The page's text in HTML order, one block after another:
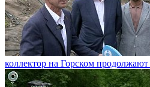
коллектор на Горском